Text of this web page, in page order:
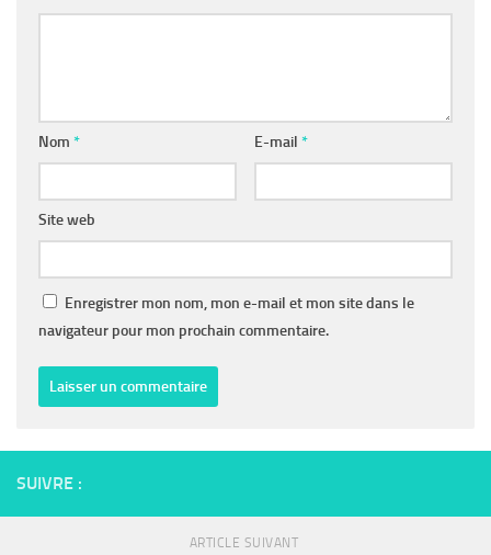
Nom * E-mail *
Site web
Enregistrer mon nom, mon e-mail et mon site dans le
navigateur pour mon prochain commentaire.
SUIVRE :
ARTICLE SUIVANT